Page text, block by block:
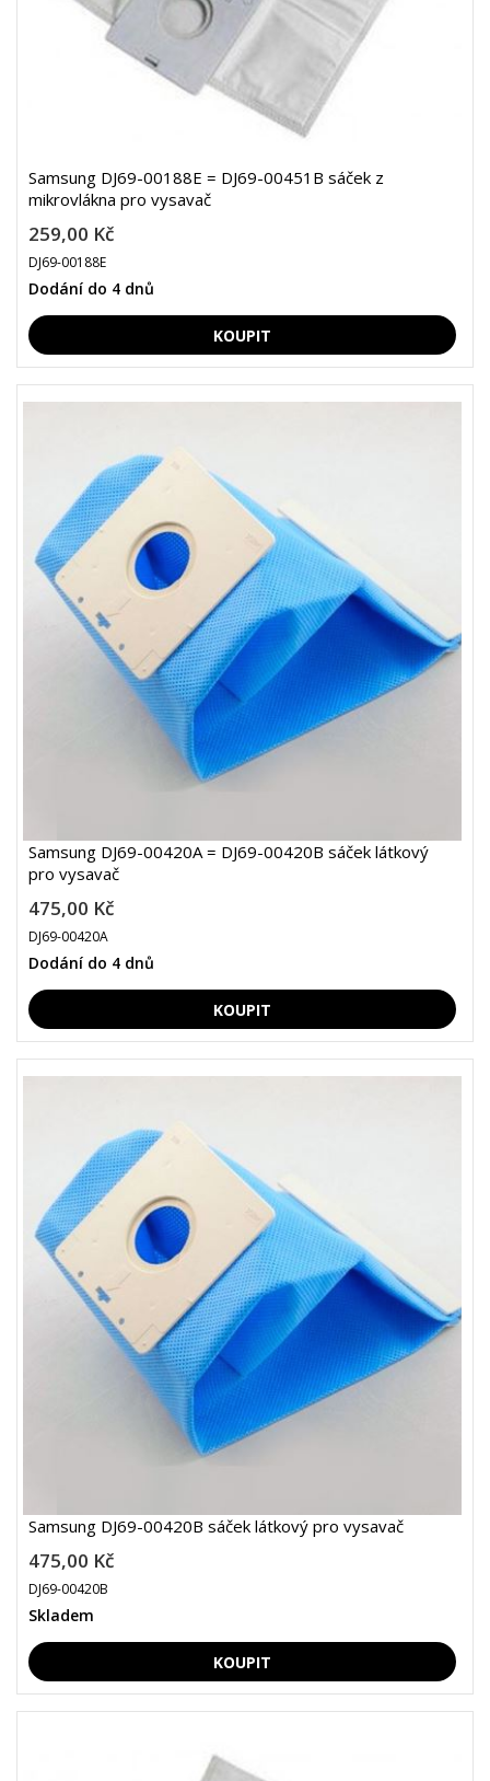
Samsung DJ69-00188E = DJ69-00451B sáček z
mikrovlákna pro vysavač
259,00 Kč
DJ69-00188E
Dodání do 4 dnů
Samsung DJ69-00420A = DJ69-00420B sáček látkový
pro vysavač
475,00 Kč
DJ69-00420A
Dodání do 4 dnů
Samsung DJ69-00420B sáček látkový pro vysavač
475,00 Kč
DJ69-00420B
Skladem